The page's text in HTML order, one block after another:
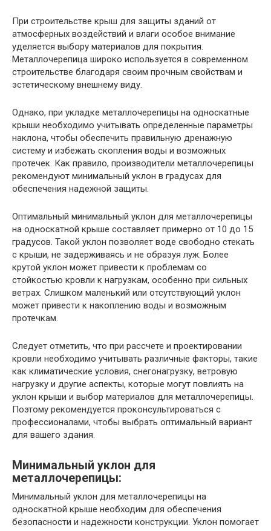
При строительстве крыш для защиты зданий от
атмосферных воздействий и влаги особое внимание
уделяется выбору материалов для покрытия.
Металлочерепица широко используется в современном
строительстве благодаря своим прочным свойствам и
эстетическому внешнему виду.
Однако, при укладке металлочерепицы на односкатные
крыши необходимо учитывать определенные параметры
наклона, чтобы обеспечить правильную дренажную
систему и избежать скопления воды и возможных
протечек. Как правило, производители металлочерепицы
рекомендуют минимальный уклон в градусах для
обеспечения надежной защиты.
Оптимальный минимальный уклон для металлочерепицы
на односкатной крыше составляет примерно от 10 до 15
градусов. Такой уклон позволяет воде свободно стекать
с крыши, не задерживаясь и не образуя луж. Более
крутой уклон может привести к проблемам со
стойкостью кровли к нагрузкам, особенно при сильных
ветрах. Слишком маленький или отсутствующий уклон
может привести к накоплению воды и возможным
протечкам.
Следует отметить, что при рассчете и проектировании
кровли необходимо учитывать различные факторы, такие
как климатические условия, снегонагрузку, ветровую
нагрузку и другие аспекты, которые могут повлиять на
уклон крыши и выбор материалов для металлочерепицы.
Поэтому рекомендуется проконсультироваться с
профессионалами, чтобы выбрать оптимальный вариант
для вашего здания.
Минимальный уклон для
металлочерепицы:
Минимальный уклон для металлочерепицы на
односкатной крыше необходим для обеспечения
безопасности и надежности конструкции. Уклон помогает